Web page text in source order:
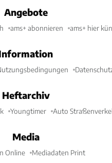
Angebote
ams+ abonnieren ams+ hier
Heftarchiv
Youngtimer Auto
Media
Online Mediadaten Print